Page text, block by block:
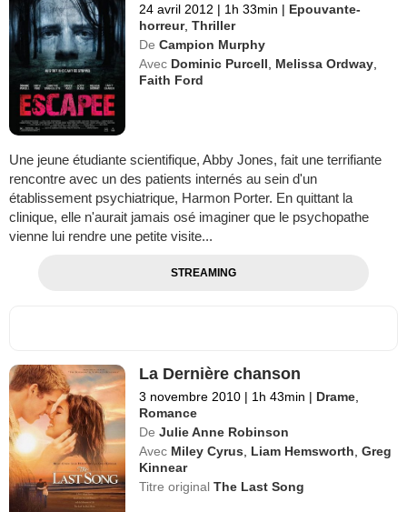
24 avril 2012 | 1h 33min | Epouvante-
horreur,Thriller
De Campion Murphy
Avec Dominic Purcell Melissa Ordway
Faith Ford
Une jeune étudiante scientifique, Abby Jones, fait une terrifiante
rencontre avec un des patients internés au sein d'un
établissement psychiatrique, Harmon Porter. En quittant la
clinique, elle n'aurait jamais osé imaginer que le psychopathe
vienne lui rendre une petite visite...
STREAMING
La Dernière chanson
3 novembre 2010 | 1h 43min | Drame
Romance
De Julie Anne Robinson
Avec Miley Cyrus Liam Hemsworth ,Greg
Kinnear
Titre originalThe Last Song